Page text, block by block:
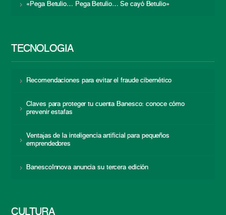
«Pega Betulio… Pega Betulio… Se cayó Betulio»
TECNOLOGÍA
Recomendaciones para evitar el fraude cibernético
Claves para proteger tu cuenta Banesco: conoce cómo
prevenir estafas
Ventajas de la inteligencia artificial para pequeños
emprendedores
BanescoInnova anuncia su tercera edición
CULTURA